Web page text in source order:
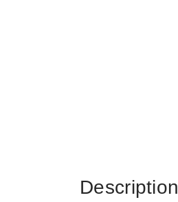
Description